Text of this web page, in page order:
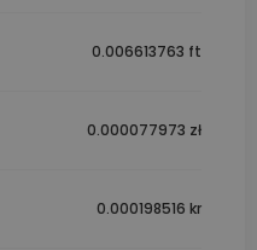
0.006613763 ft
0.000077973 zł
0.000198516 kr